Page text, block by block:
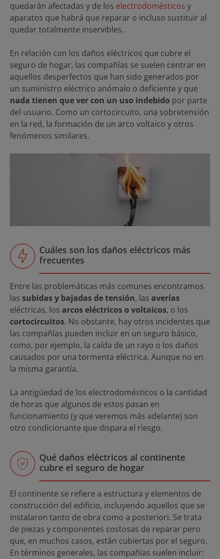
quedarán afectadas y de los electrodomésticos y
aparatos que habrá que reparar o incluso sustituir al
quedar totalmente inservibles.
En relación con los daños eléctricos que cubre el
seguro de hogar, las compañías se suelen centrar en
aquellos desperfectos que han sido generados por
un suministro eléctrico anómalo o deficiente y que
nada tienen que ver con un uso indebido por parte
del usuario. Como un cortocircuito, una sobretensión
en la red, la formación de un arco voltaico y otros
fenómenos similares.
Cuáles son los daños eléctricos más
frecuentes
Entre las problemáticas más comunes encontramos
las subidas y bajadas de tensión, las averías
eléctricas, los arcos eléctricos o voltaicos, o los
cortocircuitos. No obstante, hay otros incidentes que
las compañías pueden incluir en un seguro básico,
como, por ejemplo, la caída de un rayo o los daños
causados por una tormenta eléctrica. Aunque no en
la misma garantía.
La antigüedad de los electrodomésticos o la cantidad
de horas que algunos de estos pasan en
funcionamiento (y que veremos más adelante) son
otro condicionante que dispara el riesgo.
Qué daños eléctricos al continente
cubre el seguro de hogar
El continente se refiere a estructura y elementos de
construcción del edificio, incluyendo aquellos que se
instalaron tanto de obra como a posteriori. Se trata
de piezas y componentes costosas de reparar pero
que, en muchos casos, están cubiertas por el seguro.
En términos generales, las compañías suelen incluir: